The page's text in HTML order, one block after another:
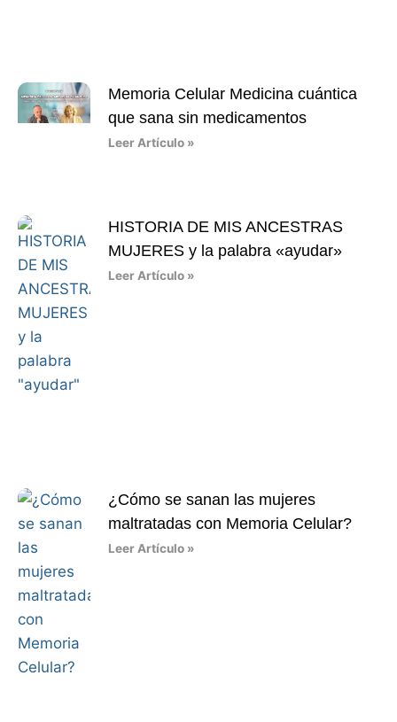
Memoria Celular Medicina cuántica
que sana sin medicamentos
Leer Artículo »
HISTORIA DE MIS ANCESTRAS
MUJERES y la palabra «ayudar»
Leer Artículo »
¿Cómo se sanan las mujeres
maltratadas con Memoria Celular?
Leer Artículo »